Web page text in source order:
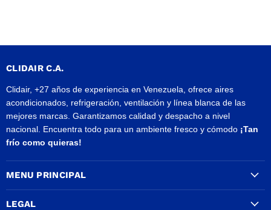
CLIDAIR C.A.
Clidair, +27 años de experiencia en Venezuela, ofrece aires
acondicionados, refrigeración, ventilación y línea blanca de las
mejores marcas. Garantizamos calidad y despacho a nivel
nacional. Encuentra todo para un ambiente fresco y cómodo ¡Tan
frío como quieras!
MENU PRINCIPAL
LEGAL